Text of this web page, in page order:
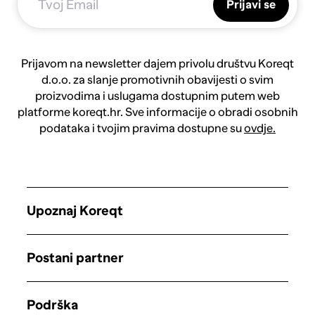
Prijavi se
Prijavom na newsletter dajem privolu društvu Koreqt
d.o.o. za slanje promotivnih obavijesti o svim
proizvodima i uslugama dostupnim putem web
platforme koreqt.hr. Sve informacije o obradi osobnih
podataka i tvojim pravima dostupne suovdje.
Upoznaj Koreqt
Postani partner
Podrška